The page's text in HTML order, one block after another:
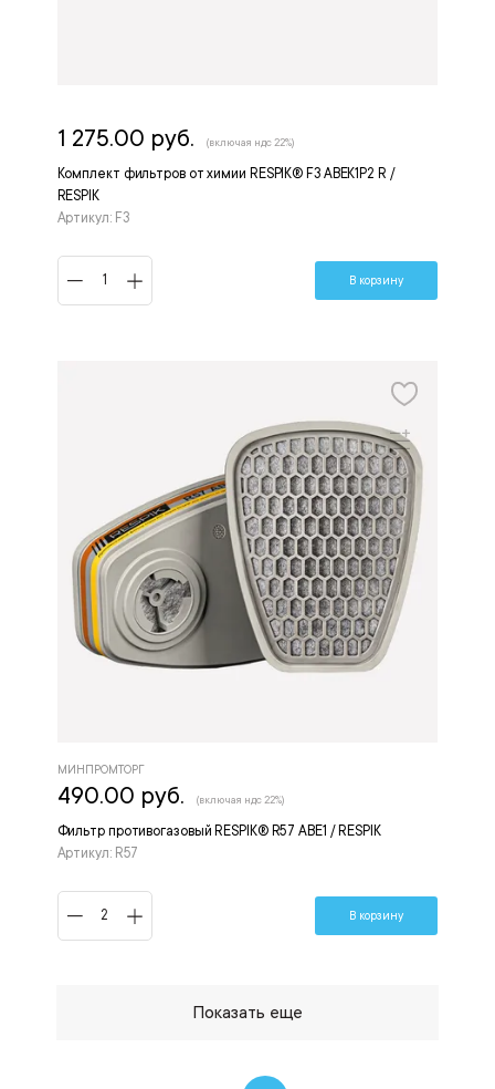
Комплект фильтров от химии RESPIK® F3 ABEK1P2 R /
RESPIK
Артикул: F3
1 275.00 руб. (включая ндс 22%)
В корзину
Фильтр противогазовый RESPIK® R57 АВЕ1 / RESPIK
Артикул: R57
МИНПРОМТОРГ
490.00 руб. (включая ндс 22%)
В корзину
Показать еще